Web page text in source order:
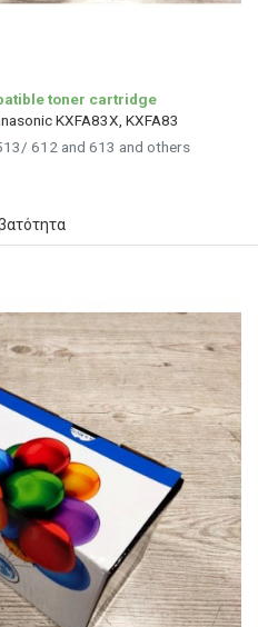
toner cartridge
KXFA83X, KXFA83
612 and 613 and others